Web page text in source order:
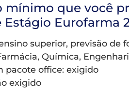
mínimo que você
Eurofarma
superior, previsão de
Química,
pacote office: exigido
exigido